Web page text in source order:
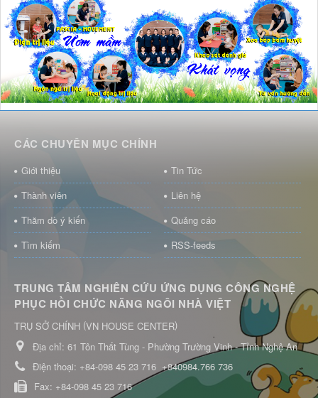
CÁC CHUYÊN MỤC CHÍNH
Giới thiệu
Tin Tức
Thành viên
Liên hệ
Thăm dò ý kiến
Quảng cáo
Tìm kiếm
RSS-feeds
TRUNG TÂM NGHIÊN CỨU ỨNG DỤNG CÔNG NGHỆ
PHỤC HỒI CHỨC NĂNG NGÔI NHÀ VIỆT
TRỤ SỞ CHÍNH (VN HOUSE CENTER)
Địa chỉ: 61 Tôn Thất Tùng - Phường Trường Vinh - Tỉnh Nghệ An
Điện thoại: +84-098 45 23 716 +840984.766 736
Fax: +84-098 45 23 716